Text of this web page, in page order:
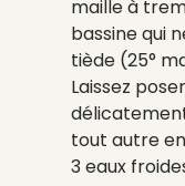
maille à
bassine qui
tiède (25°
Laissez
tout autre
3 eaux